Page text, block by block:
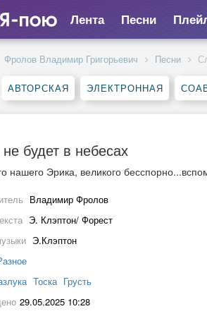
Лента Песни
Фролов Владимир Григорьевич Песни
АВТОРСКАЯ ЭЛЕКТРОННАЯ
будет в небесах
нашего Эрика, великого
Владимир Фролов
Э. Клэптон/ Форест
Э.Клэптон
Тоска Грусть
29.05.2025 10:28